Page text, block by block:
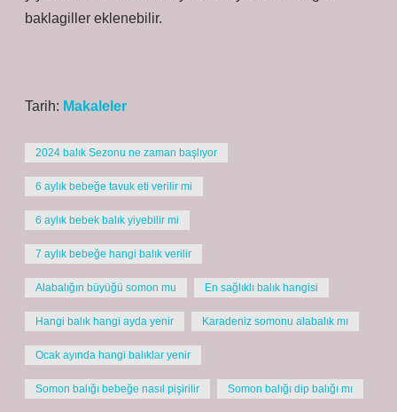
baklagiller eklenebilir.
Tarih: Makaleler
2024 balık Sezonu ne zaman başlıyor
6 aylık bebeğe tavuk eti verilir mi
6 aylık bebek balık yiyebilir mi
7 aylık bebeğe hangi balık verilir
Alabalığın büyüğü somon mu En sağlıklı balık hangisi
Hangi balık hangi ayda yenir Karadeniz somonu alabalık mı
Ocak ayında hangi balıklar yenir
Somon balığı bebeğe nasıl pişirilir Somon balığı dip balığı mı